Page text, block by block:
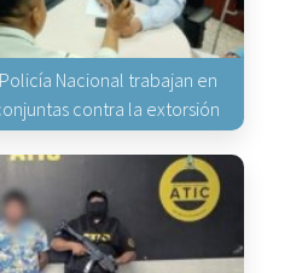
Nacional trabajan en
contra la extorsión